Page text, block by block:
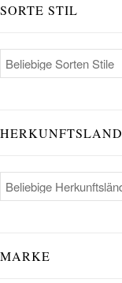
SORTE STIL
HERKUNFTSLAND
MARKE